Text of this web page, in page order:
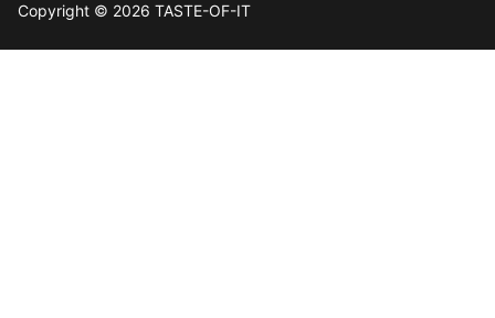
Copyright © 2026 TASTE-OF-IT